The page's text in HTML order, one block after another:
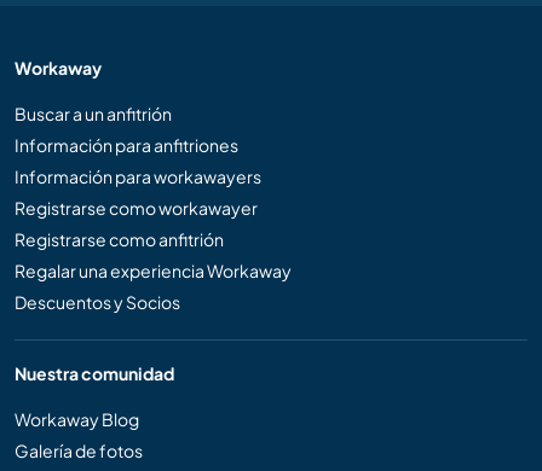
Workaway
Buscar a un anfitrión
Información para anfitriones
Información para workawayers
Registrarse como workawayer
Registrarse como anfitrión
Regalar una experiencia Workaway
Descuentos y Socios
Nuestra comunidad
Workaway Blog
Galería de fotos